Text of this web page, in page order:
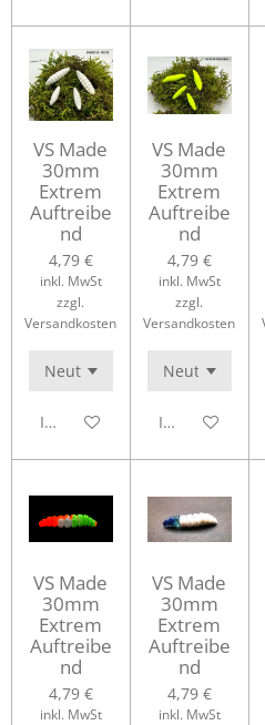
VS Made
30mm
Extrem
Auftreibe
nd
4,79 €
inkl. MwSt
zzgl.
Versandkosten
In den Warenkorb
VS Made
30mm
Extrem
Auftreibe
nd
4,79 €
inkl. MwSt
zzgl.
Versandkosten
In den
VS Made
30mm
Extrem
Auftreibe
nd
4,79 €
inkl. MwSt
VS Made
30mm
Extrem
Auftreibe
nd
4,79 €
inkl. MwSt